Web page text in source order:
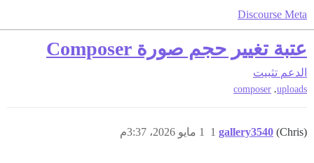
Discourse Meta
عتبة تغيير حجم صورة Composer
الدعم تثبيت
uploads
,
composer
gallery3540 (Chris) 1 مايو 2026، 3:37م 1